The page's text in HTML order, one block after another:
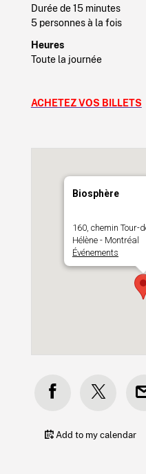
Durée de 15 minutes
5 personnes à la fois
Heures
Toute la journée
ACHETEZ VOS BILLETS
Biosphère
160, chemin Tour-
Hélène - Montréal
Événements
Add to my calendar